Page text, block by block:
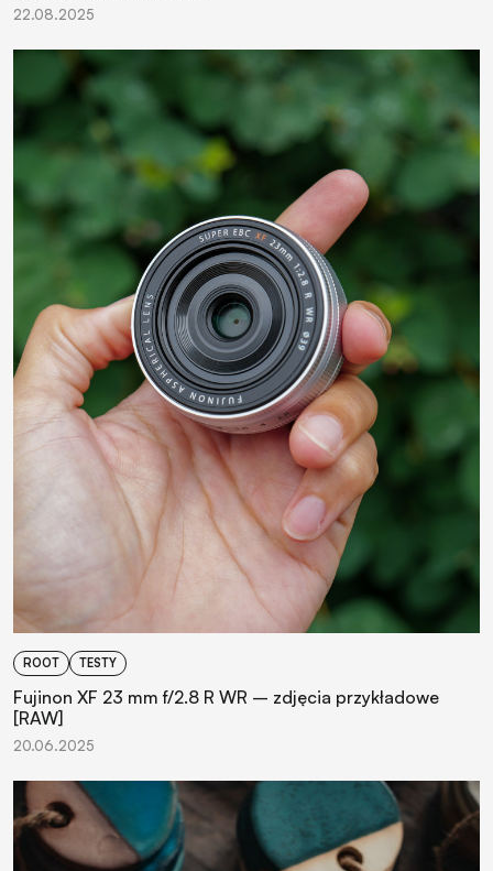
22.08.2025
ROOT TESTY
Fujinon XF 23 mm f/2.8 R WR – zdjęcia przykładowe
[RAW]
20.06.2025